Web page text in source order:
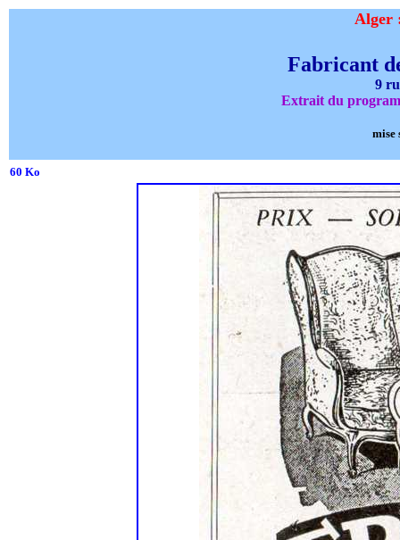
Alger
Fabricant
9
Extrait du
mise
60 Ko